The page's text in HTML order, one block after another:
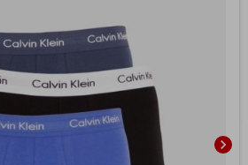
chevron_right